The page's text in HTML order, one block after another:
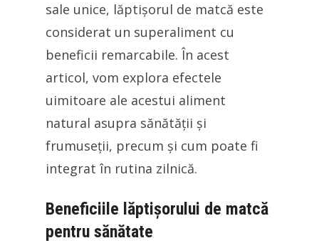
sale unice, lăptișorul de matcă este
considerat un superaliment cu
beneficii remarcabile. În acest
articol, vom explora efectele
uimitoare ale acestui aliment
natural asupra sănătății și
frumuseții, precum și cum poate fi
integrat în rutina zilnică.
Beneficiile lăptișorului de matcă
pentru sănătate